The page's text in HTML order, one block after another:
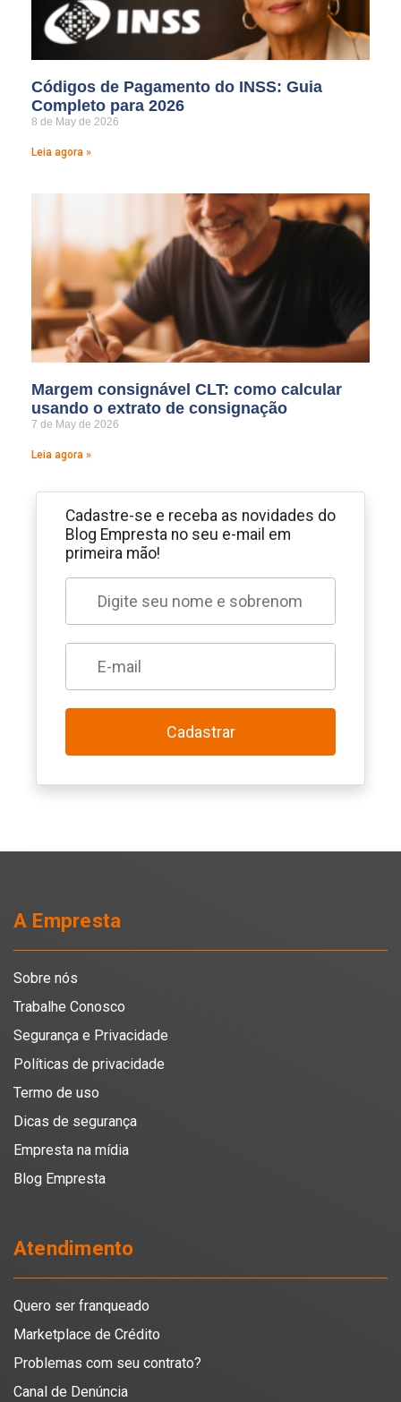
Códigos de Pagamento do INSS: Guia
Completo para 2026
8 de May de 2026
Leia agora »
Margem consignável CLT: como calcular
usando o extrato de consignação
7 de May de 2026
Leia agora »
Cadastre-se e receba as novidades do
Blog Empresta no seu e-mail em
primeira mão!
Cadastrar
A Empresta
Sobre nós
Trabalhe Conosco
Segurança e Privacidade
Políticas de privacidade
Termo de uso
Dicas de segurança
Empresta na mídia
Blog Empresta
Atendimento
Quero ser franqueado
Marketplace de Crédito
Problemas com seu contrato?
Canal de Denúncia